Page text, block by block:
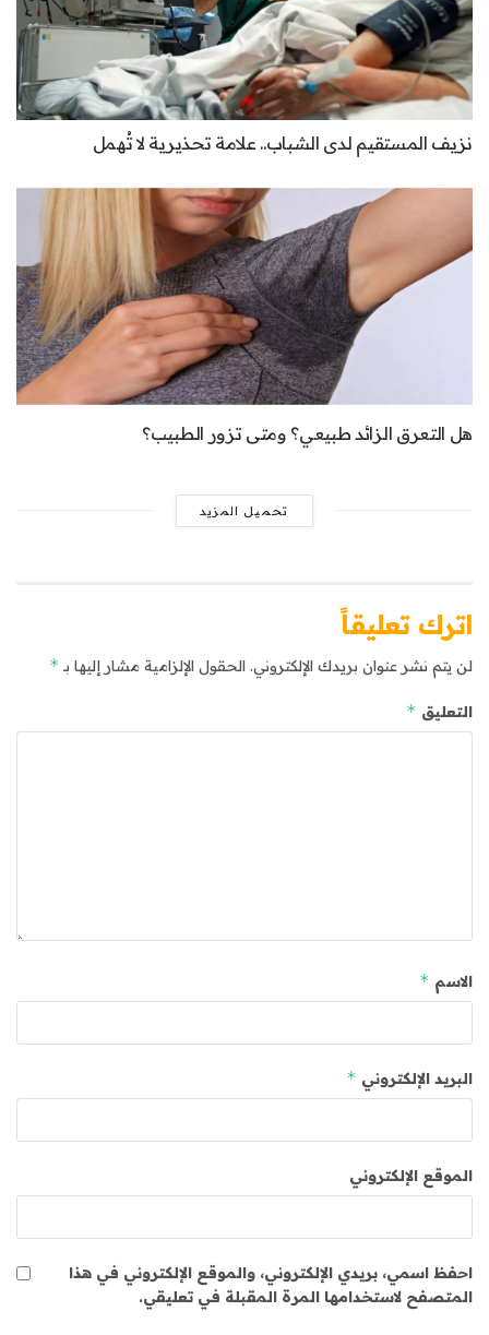
نزيف المستقيم لدى الشباب.. علامة تحذيرية لا تُهمل
هل التعرق الزائد طبيعي؟ ومتى تزور الطبيب؟
تحميل المزيد
اترك تعليقاً
لن يتم نشر عنوان بريدك الإلكتروني. الحقول الإلزامية مشار إليها بـ *
التعليق *
الاسم *
البريد الإلكتروني *
الموقع الإلكتروني
احفظ اسمي، بريدي الإلكتروني، والموقع الإلكتروني في هذا
المتصفح لاستخدامها المرة المقبلة في تعليقي.